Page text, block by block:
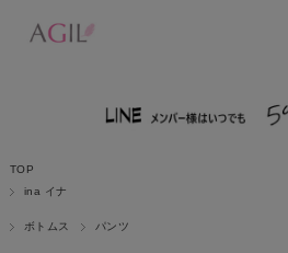
TOP
ina イナ
ボトムス パンツ